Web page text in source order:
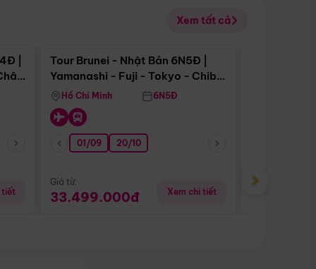
Xem tất cả
|
tiết
Điểm nổi bật
Tour Brunei - Nhật Bản 6N5Đ |
Yamanashi - Fuji - Tokyo - Chiba
- Freeday
Hồ Chí Minh 6N5Đ
01/09 20/10
Giá từ:
33.499.000đ Xem chi tiết
Giá từ:
›